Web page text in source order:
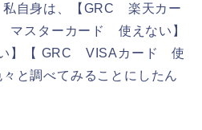
私自身は、【GRC 楽天カー
スターカード 使えない】
】【 GRC VISAカード 使
と調べてみることにしたん